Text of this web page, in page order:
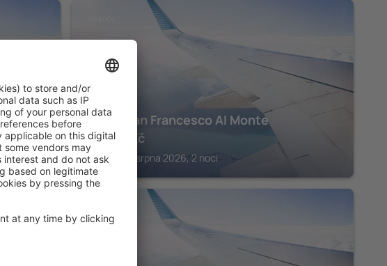
Hotel San Francesco Al Monte
10 539
Kč
Neapol, 18 srpna 2026, 2 noci